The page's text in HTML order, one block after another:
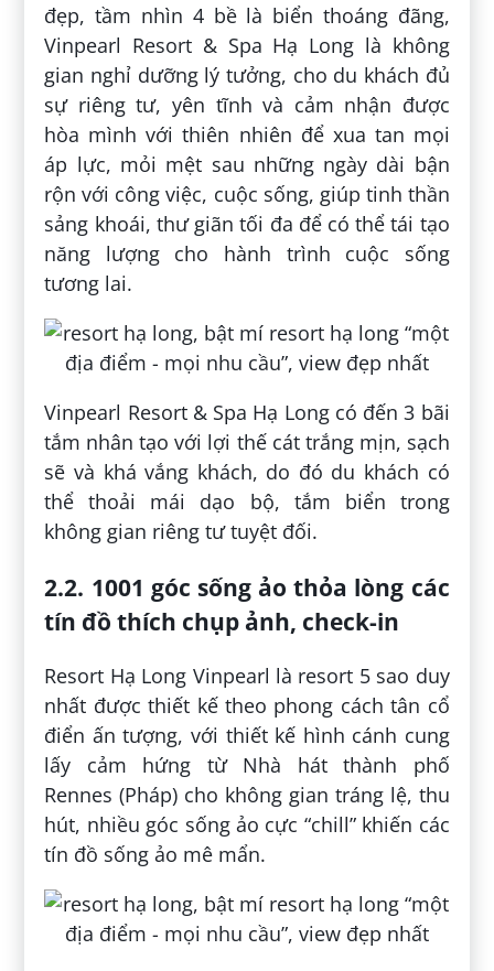
đẹp, tầm nhìn 4 bề là biển thoáng đãng,
Vinpearl Resort & Spa Hạ Long là không
gian nghỉ dưỡng lý tưởng, cho du khách đủ
sự riêng tư, yên tĩnh và cảm nhận được
hòa mình với thiên nhiên để xua tan mọi
áp lực, mỏi mệt sau những ngày dài bận
rộn với công việc, cuộc sống, giúp tinh thần
sảng khoái, thư giãn tối đa để có thể tái tạo
năng lượng cho hành trình cuộc sống
tương lai.
Vinpearl Resort & Spa Hạ Long có đến 3 bãi
tắm nhân tạo với lợi thế cát trắng mịn, sạch
sẽ và khá vắng khách, do đó du khách có
thể thoải mái dạo bộ, tắm biển trong
không gian riêng tư tuyệt đối.
2.2. 1001 góc sống ảo thỏa lòng các
tín đồ thích chụp ảnh, check-in
Resort Hạ Long Vinpearl là resort 5 sao duy
nhất được thiết kế theo phong cách tân cổ
điển ấn tượng, với thiết kế hình cánh cung
lấy cảm hứng từ Nhà hát thành phố
Rennes (Pháp) cho không gian tráng lệ, thu
hút, nhiều góc sống ảo cực “chill” khiến các
tín đồ sống ảo mê mẩn.